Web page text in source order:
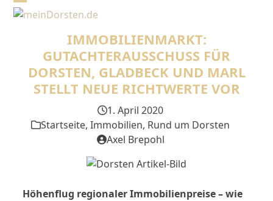
SkipOpen
menu
Close
menu
IMMOBILIENMARKT:
GUTACHTERAUSSCHUSS FÜR
DORSTEN, GLADBECK UND MARL
STELLT NEUE RICHTWERTE VOR
1. April 2020
Startseite, Immobilien, Rund um Dorsten
Axel Brepohl
Höhenflug regionaler Immobilienpreise – wie